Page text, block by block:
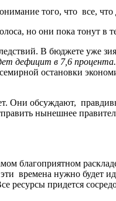
того, что все, что
но они пока тонут в
В бюджете уже
дефицит в 7,6
остановки
Они обсуждают,
нынешнее
благоприятном
времена нужно будет
ресурсы придется